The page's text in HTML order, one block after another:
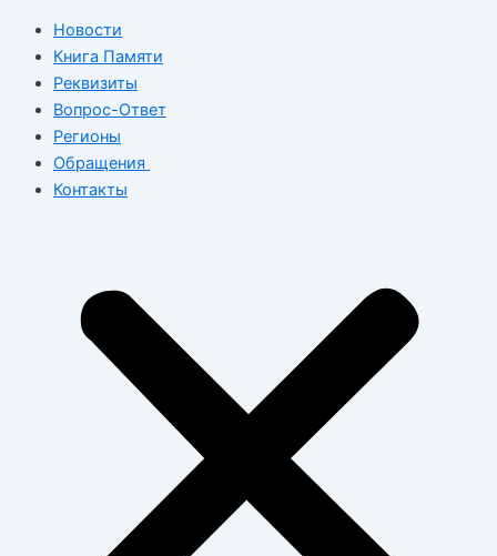
Новости
Книга Памяти
Реквизиты
Вопрос-Ответ
Регионы
Обращения
Контакты